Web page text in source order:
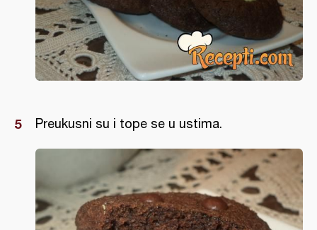
Preukusni su i tope se u ustima.